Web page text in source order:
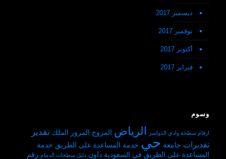
ديسمبر 2017
نوفمبر 2017
أكتوبر 2017
فبراير 2017
وسوم
ارقام سطحة وادي الدواسر الرياض المروج المرور الملك تقدير
تقديرات جامعة حي خدمة المساعدة على الطريق خدمة
المساعدة على الطريق في السعودية داون دليل سطحات الدمام رقم